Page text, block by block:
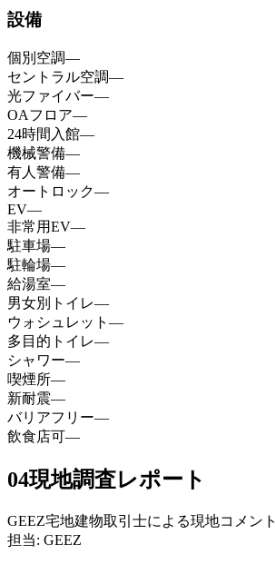
設備
個別空調—
セントラル空調—
光ファイバー—
OAフロア—
24時間入館—
機械警備—
有人警備—
オートロック—
EV—
非常用EV—
駐車場—
駐輪場—
給湯室—
男女別トイレ—
ウォシュレット —
多目的トイレ—
シャワー—
喫煙所—
新耐震—
バリアフリー—
飲食店可—
04現地調査レポート
GEEZ宅地建物取引士による現地コメント
担当: GEEZ